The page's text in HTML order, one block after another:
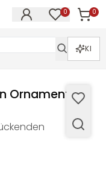
0 0
KI
Ornament -